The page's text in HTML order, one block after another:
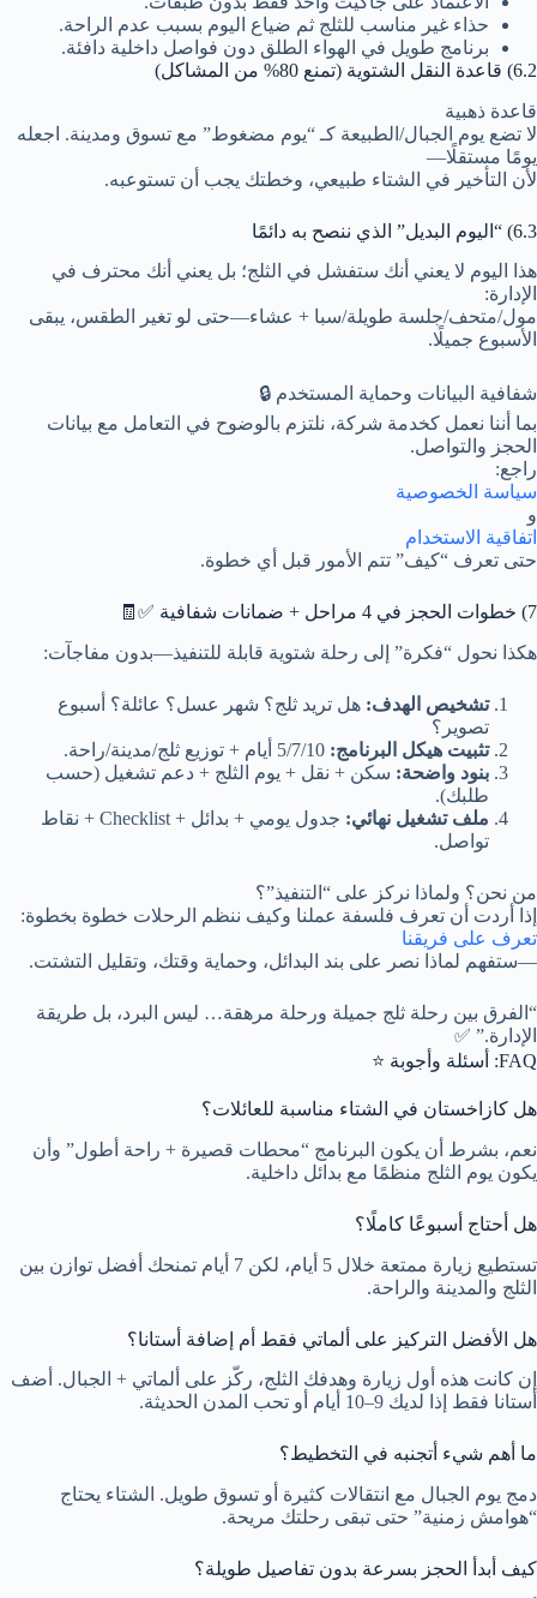
حذاء غير مناسب للثلج ثم ضياع اليوم بسبب عدم الراحة.
برنامج طويل في الهواء الطلق دون فواصل داخلية دافئة.
6.2) قاعدة النقل الشتوية (تمنع 80% من المشاكل)
قاعدة ذهبية
لا تضع يوم الجبال/الطبيعة كـ “يوم مضغوط” مع تسوق ومدينة. اجعله
يومًا مستقلًا—
لأن التأخير في الشتاء طبيعي، وخطتك يجب أن تستوعبه.
6.3) “اليوم البديل” الذي ننصح به دائمًا
هذا اليوم لا يعني أنك ستفشل في الثلج؛ بل يعني أنك محترف في
الإدارة:
مول/متحف/جلسة طويلة/سبا + عشاء—حتى لو تغير الطقس، يبقى
الأسبوع جميلًا.
شفافية البيانات وحماية المستخدم 🔒
بما أننا نعمل كخدمة شركة، نلتزم بالوضوح في التعامل مع بيانات
الحجز والتواصل.
راجع:
سياسة الخصوصية
و
اتفاقية الاستخدام
حتى تعرف “كيف” تتم الأمور قبل أي خطوة.
7) خطوات الحجز في 4 مراحل + ضمانات شفافية ✅🧾
هكذا نحول “فكرة” إلى رحلة شتوية قابلة للتنفيذ—بدون مفاجآت:
تشخيص الهدف: هل تريد ثلج؟ شهر عسل؟ عائلة؟ أسبوع
تصوير؟
تثبيت هيكل البرنامج:
بنود واضحة: سكن + نقل + يوم الثلج + دعم تشغيل (حسب
طلبك).
ملف تشغيل نهائي:
جدول يومي + بدائل + Checklist + نقاط
تواصل.
من نحن؟ ولماذا نركز على “التنفيذ”؟
إذا أردت أن تعرف فلسفة عملنا وكيف ننظم الرحلات خطوة بخطوة:
تعرف على فريقنا
—ستفهم لماذا نصر على بند البدائل، وحماية وقتك، وتقليل التشتت.
“الفرق بين رحلة ثلج جميلة ورحلة مرهقة… ليس البرد، بل طريقة
الإدارة.” ✅
FAQ: أسئلة وأجوبة ⭐
هل كازاخستان في الشتاء مناسبة للعائلات؟
نعم، بشرط أن يكون البرنامج “محطات قصيرة + راحة أطول” وأن
يكون يوم الثلج منظمًا مع بدائل داخلية.
هل أحتاج أسبوعًا كاملًا؟
تستطيع زيارة ممتعة خلال 5 أيام، لكن 7 أيام تمنحك أفضل توازن بين
الثلج والمدينة والراحة.
هل الأفضل التركيز على ألماتي فقط أم إضافة أستانا؟
إن كانت هذه أول زيارة وهدفك الثلج، ركّز على ألماتي + الجبال. أضف
أستانا فقط إذا لديك 9–10 أيام أو تحب المدن الحديثة.
ما أهم شيء أتجنبه في التخطيط؟
دمج يوم الجبال مع انتقالات كثيرة أو تسوق طويل. الشتاء يحتاج
“هوامش زمنية” حتى تبقى رحلتك مريحة.
كيف أبدأ الحجز بسرعة بدون تفاصيل طويلة؟